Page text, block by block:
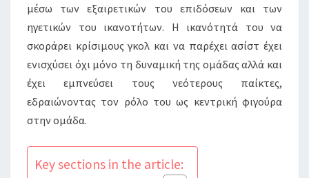
μέσω των εξαιρετικών του επιδόσεων και των
ηγετικών του ικανοτήτων. Η ικανότητά του να
σκοράρει κρίσιμους γκολ και να παρέχει ασίστ έχει
ενισχύσει όχι μόνο τη δυναμική της ομάδας αλλά και
έχει εμπνεύσει τους νεότερους παίκτες,
εδραιώνοντας τον ρόλο του ως κεντρική φιγούρα
στην ομάδα.
Key sections in the article: